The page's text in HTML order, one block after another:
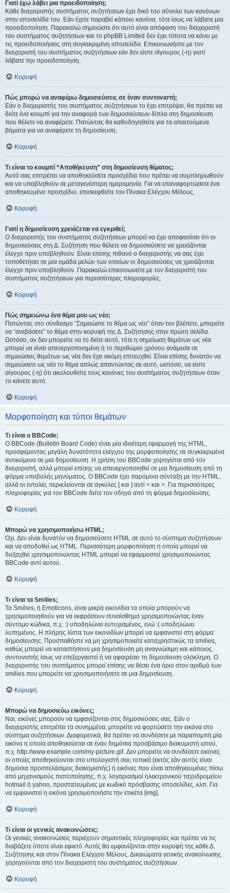
Γιατί έχω λάβει μια προειδοποίηση;
Κάθε διαχειριστής συστήματος συζητήσεων έχει δικό του σύνολο των κανόνων
στην ιστοσελίδα του. Εάν έχετε παραβεί κάποιο κανόνα, τότε ίσως να λάβατε μια
προειδοποίηση. Παρακαλώ σημειώστε ότι αυτό είναι απόφαση του διαχειριστή
του συστήματος συζητήσεων και το phpBB Limited δεν έχει τίποτα να κάνει με
τις προειδοποιήσεις στη συγκεκριμένη ιστοσελίδα. Επικοινωνήστε με τον
διαχειριστή του συστήματος συζητήσεων εάν δεν είστε σίγουρος (-η) γιατί
λάβατε την προειδοποίηση.
Κορυφή
Πώς μπορώ να αναφέρω δημοσιεύσεις σε έναν συντονιστή;
Εάν ο διαχειριστής του συστήματος συζητήσεων το έχει επιτρέψει, θα πρέπει να
δείτε ένα κουμπί για την αναφορά των δημοσιεύσεων δίπλα στη δημοσίευση
που θέλετε να αναφέρετε. Πατώντας θα καθοδηγηθείτε για τα απαιτούμενα
βήματα για να αναφέρετε τη δημοσίευση.
Κορυφή
Τι είναι το κουμπί “Αποθήκευση” στη δημοσίευση θέματος;
Αυτό σας επιτρέπει να αποθηκεύσετε προσχέδια που πρέπει να συμπληρωθούν
και να υποβληθούν σε μεταγενέστερη ημερομηνία. Για να επαναφορτώσετε ένα
αποθηκευμένο προσχέδιο, επισκεφθείτε τον Πίνακα Ελέγχου Μέλους.
Κορυφή
Γιατί η δημοσίευση χρειάζεται να εγκριθεί;
Ο διαχειριστής του συστήματος συζητήσεων μπορεί να έχει αποφασίσει ότι οι
δημοσιεύσεις στη Δ. Συζήτηση που θέλετε να δημοσιεύσετε να χρειάζονται
έλεγχο πριν υποβληθούν. Είναι επίσης πιθανό ο διαχειριστής να σας έχει
τοποθετήσει σε μια ομάδα μελών των οποίων οι δημοσιεύσεις να χρειάζονται
έλεγχο πριν υποβληθούν. Παρακαλώ επικοινωνείτε με τον διαχειριστή του
συστήματος συζητήσεων για περισσότερες πληροφορίες.
Κορυφή
Πώς σημειώνω ένα θέμα μου ως νέο;
Πατώντας στο σύνδεσμο “Σημειώστε το θέμα ως νέο” όταν τον βλέπετε, μπορείτε
να “ανεβάσετε” το θέμα στην κορυφή της Δ. Συζήτησης στην πρώτη σελίδα.
Ωστόσο, αν δεν μπορείτε να το δείτε αυτό, τότε η σημείωση θεμάτων ως νέα
μπορεί να είναι απενεργοποιημένη ή το περιθώριο χρόνου ανάμεσα σε
σημειώσεις θεμάτων ως νέα δεν έχει ακόμη επιτευχθεί. Είναι επίσης δυνατόν να
σημειώσετε ως νέο το θέμα απλώς απαντώντας σε αυτό, ωστόσο, να είστε
σίγουρος (-η) ότι ακολουθείτε τους κανόνες του συστήματος συζητήσεων όταν
το κάνετε αυτό.
Κορυφή
Μορφοποίηση και τύποι θεμάτων
Τι είναι ο BBCode;
Ο BBCode (Bulletin Board Code) είναι μία ιδιαίτερη εφαρμογή της HTML,
προσφέροντας μεγάλη δυνατότητα ελέγχου της μορφοποίησης σε συγκεκριμένα
αντικείμενα σε μια δημοσίευση. Η χρήση του BBCode χορηγείται από τον
διαχειριστή, αλλά μπορεί επίσης να απενεργοποιηθεί σε μια δημοσίευση από τη
φόρμα υποβολής μηνύματος. Ο BBCode έχει παρόμοια σύνταξη με την HTML,
αλλά οι εντολές περικλείονται σε αγκύλες [ και ] αντί < και >. Για περισσότερες
πληροφορίες για τον BBCode δείτε τον οδηγό από τη φόρμα δημοσίευσης.
Κορυφή
Μπορώ να χρησιμοποιήσω HTML;
Όχι. Δεν είναι δυνατόν να δημοσιεύσετε HTML σε αυτό το σύστημα συζητήσεων
και να αποδοθεί ως HTML. Περισσότερη μορφοποίηση η οποία μπορεί να
διεξαχθεί χρησιμοποιώντας HTML μπορεί να εφαρμοστεί χρησιμοποιώντας
BBCode αντί αυτού.
Κορυφή
Τι είναι τα Smilies;
Τα Smilies, ή Emoticons, είναι μικρά εικονίδια τα οποία μπορούν να
χρησιμοποιηθούν για να εκφράσουν συναίσθημα χρησιμοποιώντας έναν
σύντομο κώδικα, π.χ. :) υποδηλώνει ευτυχισμένος, ενώ :( υποδηλώνει
λυπημένος. Η πλήρης λίστα των εικονιδίων μπορεί να εμφανιστεί στη φόρμα
δημοσίευσης. Προσπαθήστε να μη χρησιμοποιείτε καταχρηστικώς τα smilies,
καθώς μπορεί να καταστήσουν μια δημοσίευση μη αναγνώσιμη και κάποιος
συντονιστής ίσως να επεξεργαστεί ή να αφαιρέσει τη δημοσίευση ολόκληρη. Ο
διαχειριστής του συστήματος μπορεί επίσης να θέσει ένα όριο στον αριθμό των
smilies που μπορείτε να χρησιμοποιήσετε σε μια δημοσίευση.
Κορυφή
Μπορώ να δημοσιεύω εικόνες;
Ναι, εικόνες μπορούν να εμφανίζονται στις δημοσιεύσεις σας. Εάν ο
διαχειριστής επιτρέπει τα συνημμένα, μπορείτε να φορτώσετε την εικόνα στο
σύστημα συζητήσεων. Διαφορετικά, θα πρέπει να συνδέσετε με παραπομπή μία
εικόνα η οποία αποθηκεύεται σε έναν δημόσια προσβάσιμο διακομιστή ιστού,
π.χ. http://www.example.com/my-picture.gif. Δεν μπορείτε να συνδέσετε εικόνες
οι οποίες αποθηκεύονται στο υπολογιστή σας τοπικά (εκτός εάν αυτός είναι
δημόσια προσπελάσιμος διακομιστής) ή εικόνες που είναι αποθηκευμένες πίσω
από μηχανισμούς πιστοποίησης, π.χ. λογαριασμοί ηλεκτρονικού ταχυδρομείου
hotmail ή yahoo, προστατευμένες με κωδικό πρόσβασης ιστοσελίδες, κλπ. Για
να εμφανιστεί η εικόνα χρησιμοποιήστε την ετικέτα [img].
Κορυφή
Τι είναι οι γενικές ανακοινώσεις;
Οι γενικές ανακοινώσεις περιέχουν σημαντικές πληροφορίες και πρέπει να τις
διαβάζετε όποτε είναι εφικτό. Αυτές θα εμφανίζονται στην κορυφή της κάθε Δ.
Συζήτησης και στον Πίνακα Ελέγχου Μέλους. Δικαιώματα γενικής ανακοίνωσης
χορηγούνται από τον διαχειριστή του συστήματος συζητήσεων.
Κορυφή